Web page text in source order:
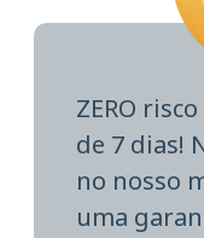
ZERO
de 7 dias!
no nosso
uma